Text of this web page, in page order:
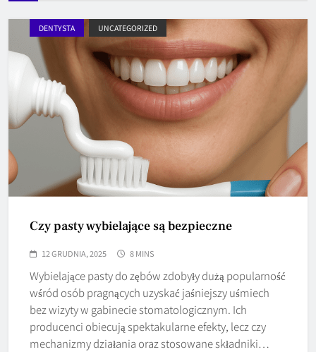
DENTYSTA UNCATEGORIZED
Czy pasty wybielające są bezpieczne
12 GRUDNIA, 2025 8 MINS
Wybielające pasty do zębów zdobyły dużą popularność
wśród osób pragnących uzyskać jaśniejszy uśmiech
bez wizyty w gabinecie stomatologicznym. Ich
producenci obiecują spektakularne efekty, lecz czy
mechanizmy działania oraz stosowane składniki…